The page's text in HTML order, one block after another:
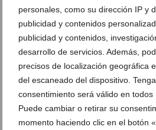
personales, como su dirección IP y
publicidad y contenidos
publicidad y contenidos,
desarrollo de servicios. Además,
precisos de localización geográfica
del escaneado del dispositivo.
consentimiento será válido en todos
Puede cambiar o retirar su
momento haciendo clic en el botón
Newsletter